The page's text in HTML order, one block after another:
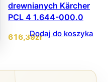
drewnianych Kärcher
PCL 4 1.644-000.0
616,39zł
Dodaj do koszyka